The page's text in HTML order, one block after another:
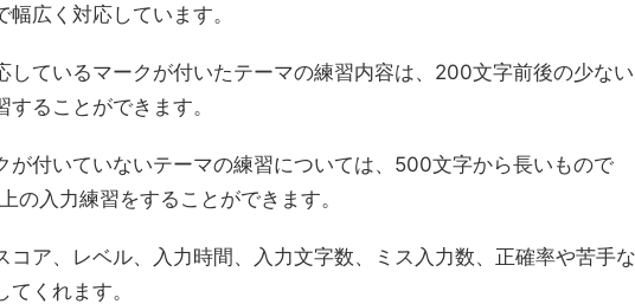
幅広く対応しています。
しているマークが付いたテーマの練習内容は、200文字前後の少ない
することができます。
が付いていないテーマの練習については、500文字から長いもので
の入力練習をすることができます。
コア、レベル、入力時間、入力文字数、ミス入力数、正確率や苦手な
てくれます。